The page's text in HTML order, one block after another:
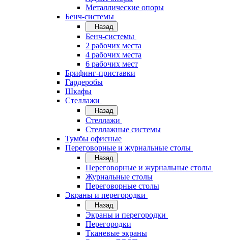
Металлические опоры
Бенч-системы
Назад
Бенч-системы
2 рабочих места
4 рабочих места
6 рабочих мест
Брифинг-приставки
Гардеробы
Шкафы
Стеллажи
Назад
Стеллажи
Стеллажные системы
Тумбы офисные
Переговорные и журнальные столы
Назад
Переговорные и журнальные столы
Журнальные столы
Переговорные столы
Экраны и перегородки
Назад
Экраны и перегородки
Перегородки
Тканевые экраны